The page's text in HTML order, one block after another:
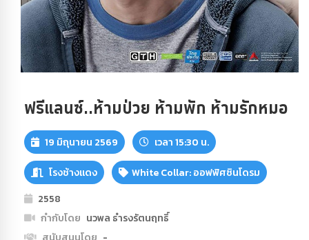
ฟรีแลนซ์..ห้ามป่วย ห้ามพัก ห้ามรักหมอ
19 มิถุนายน 2569 เวลา 15:30 น.
โรงช้างแดง
White Collar: ออฟฟิศซินโดรม
2558
กำกับโดย นวพล ธำรงรัตนฤทธิ์